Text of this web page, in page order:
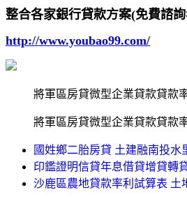
整合各家銀行貸款方案(免費諮詢
http://www.youbao99.com/
將軍區房貸微型企業貸款貸款
將軍區房貸微型企業貸款貸款
國姓鄉二胎房貸 土建融南投水
印鑑證明信貸年息借貸增貸轉
沙鹿區農地貸款率利試算表 土